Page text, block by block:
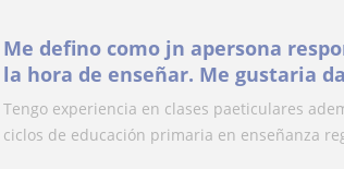
Me defino como jn apersona
la hora de enseñar. Me gustaria
de educación peimaria.
Tengo experiencia en clases paeticulares
ciclos de educación primaria en enseñanza